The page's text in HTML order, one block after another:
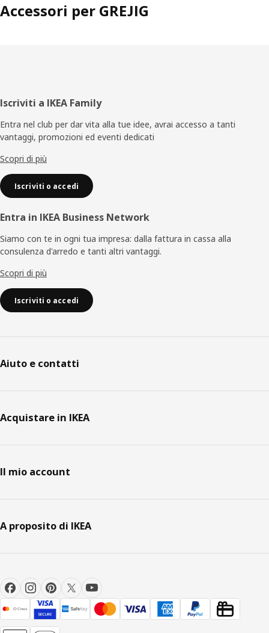
Accessori per GREJIG
Piè
di
pagina
Iscriviti a IKEA Family
Entra nel club per dar vita alla tue idee, avrai accesso a tanti
vantaggi, promozioni ed eventi dedicati
Scopri di più
Iscriviti o accedi
Entra in IKEA Business Network
Siamo con te in ogni tua impresa: dalla fattura in cassa alla
consulenza d'arredo e tanti altri vantaggi.
Scopri di più
Iscriviti o accedi
Aiuto e contatti
Acquistare in IKEA
Il mio account
A proposito di IKEA